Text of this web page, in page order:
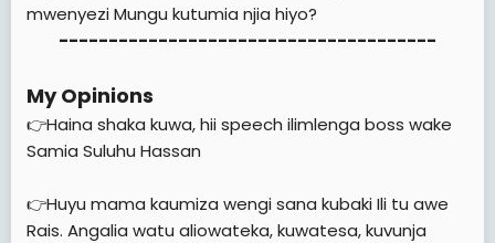
mwenyezi Mungu kutumia njia hiyo?
--------------------------------------
My Opinions
👉Haina shaka kuwa, hii speech ilimlenga boss wake
Samia Suluhu Hassan
👉Huyu mama kaumiza wengi sana kubaki Ili tu awe
Rais. Angalia watu aliowateka, kuwatesa, kuvunja